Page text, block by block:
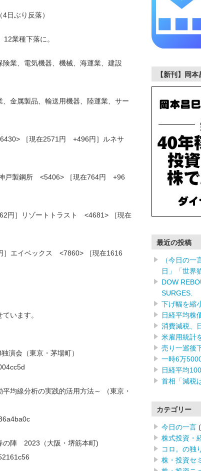
日ぶり反落）
業種下落に。
業、電気機器、機械、海運業、建設
金属製品、輸送用機器、陸運業、サー
［現在2571円 +496円］ルネサ
戸製鋼所 <5406> ［現在764円 +96
円］リゾートトラスト <4681> ［現在
エイベックス <7860> ［現在1616
います。
演会（東京・茅場町）
均線分析の実践的活用方法～ （東京・
の陣 2023（大阪・堺筋本町)
【新刊】岡
最近の投稿
（今日の
日」「世界
DOW
SURGES.
下げ幅を縮
日経平均株
消費減税、
米雇用統計
売り一巡後
一時6万
日経平均
首相「減税
カテゴリー
今日の一言
株式投資・
コロ。の独
株・投資セ